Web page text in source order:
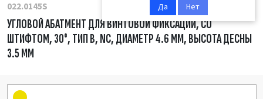
Да
Нет
022.0145S
УГЛОВОЙ АБАТМЕНТ ДЛЯ ВИНТОВОЙ ФИКСАЦИИ, СО
ШТИФТОМ, 30°, ТИП В, NC, ДИАМЕТР 4.6 ММ, ВЫСОТА ДЕСНЫ
3.5 ММ